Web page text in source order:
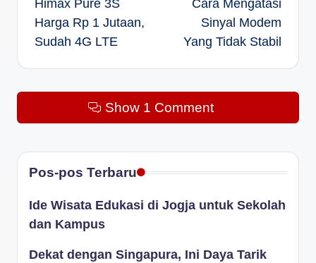
navigation
Himax Pure 3S
Harga Rp 1 Jutaan,
Sudah 4G LTE
Cara Mengatasi
Sinyal Modem
Yang Tidak Stabil
Show 1 Comment
Pos-pos Terbaru
Ide Wisata Edukasi di Jogja untuk Sekolah
dan Kampus
Dekat dengan Singapura, Ini Daya Tarik